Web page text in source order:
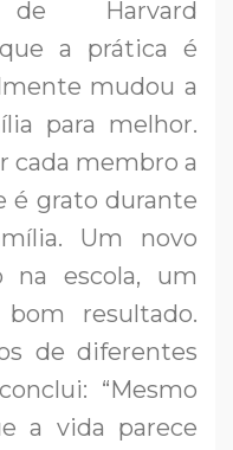
Harvard
a prática é
mudou a
para melhor.
cada membro a
é grato durante
Um novo
na escola, um
resultado.
de diferentes
“Mesmo
a vida parece